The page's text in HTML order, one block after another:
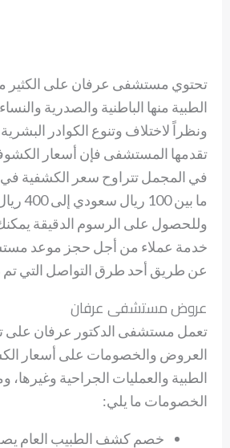
تحتوي مستشفى عرفان على
الطبية منها الباطنية والصدرية
ونظراً لاختلاف وتنوع الكوادر
تقدمها المستشفى فإن أسعار
في المجمل تتراوح سعر الكشفية
ما بين 100
وللحصول على الرسوم الدقيقة
خدمة عملاء من أجل حجز موعد
عن طريق أحد طرق التواصل التي تم
عروض مستشفى عرفان
تعمل مستشفى الدكتور عرفان على
العروض والخصومات على أسعار
الطبية والعمليات الجراحية
الخصومات ما يلي:
خصم كشف الطبيب العام يصل